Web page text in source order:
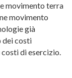
movimento terra
movimento
già
dei costi
di esercizio.